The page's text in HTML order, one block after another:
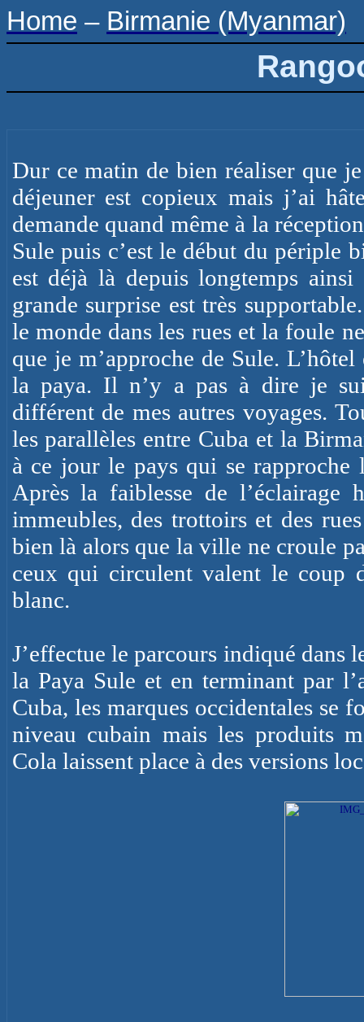
Home – Birmanie (Myanmar)
Dur ce matin de bien réaliser que
déjeuner est copieux mais j’ai
demande quand même à la
Sule puis c’est le début du périple
est déjà là depuis longtemps
grande surprise est très
le monde dans les rues et la foule
que je m’approche de Sule.
la paya. Il n’y a pas à dire je
différent de mes autres voyages.
les parallèles entre Cuba et la
à ce jour le pays qui se
Après la faiblesse de l’éclairage
immeubles, des trottoirs et des
bien là alors que la ville ne croule
ceux qui circulent valent le coup
blanc.
J’effectue le parcours indiqué dans
la Paya Sule et en terminant par
Cuba, les marques occidentales se
niveau cubain mais les produits
Cola laissent place à des versions